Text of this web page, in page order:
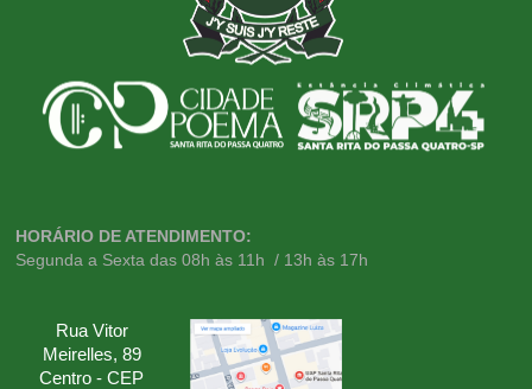
HORÁRIO DE ATENDIMENTO:
Segunda a Sexta das 08h às 11h / 13h às 17h
Rua Vitor
Meirelles, 89
Centro - CEP